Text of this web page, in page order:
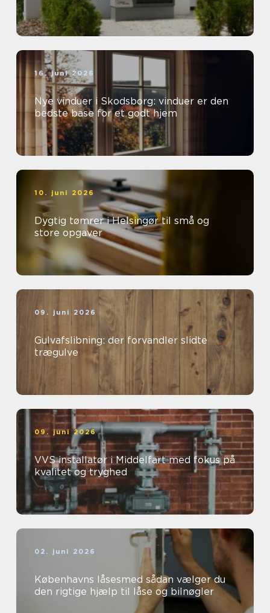
16. juni 2026
Nye vinduer i Skodsborg: vinduer er den
bedste base for et godt hjem
10. juni 2026
Dygtig tømrer i Helsingør til små og
store opgaver
09. juni 2026
Gulvafslibning: der forvandler slidte
trægulve
09. juni 2026
VVS installatør i Middelfart med fokus på
kvalitet og tryghed
02. juni 2026
Københavns låsesmed sådan vælger du
den rigtige hjælp til låse og bilnøgler